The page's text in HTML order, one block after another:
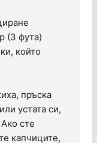
(3 фута)
който
пръска
устата си,
сте
капчиците,